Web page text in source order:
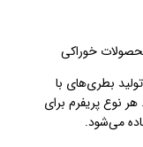
خوراکی
بطری‌های با
نوع پریفرم برای
می‌شود.